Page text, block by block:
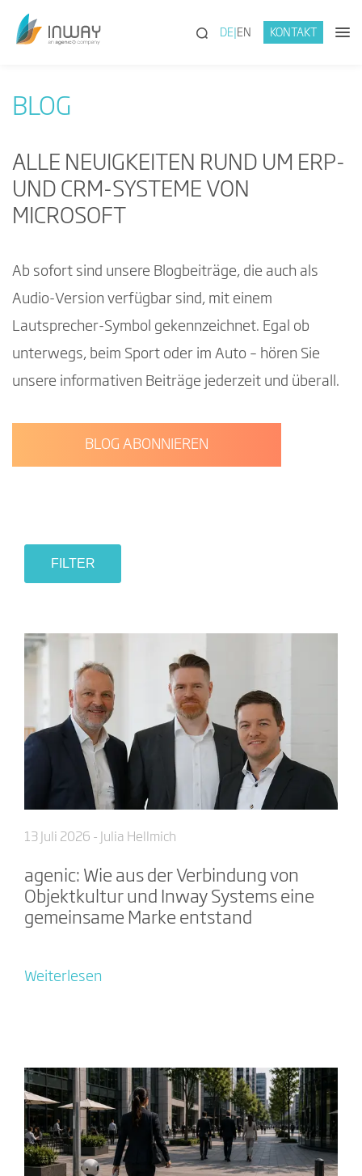
(SUCHE)
DE EN KONTAKT
BLOG
ALLE NEUIGKEITEN RUND UM ERP-
UND CRM-SYSTEME VON
MICROSOFT
Ab sofort sind unsere Blogbeiträge, die auch als
Audio-Version verfügbar sind, mit einem
Lautsprecher-Symbol gekennzeichnet. Egal ob
unterwegs, beim Sport oder im Auto – hören Sie
unsere informativen Beiträge jederzeit und überall.
BLOG ABONNIEREN
FILTER
13 Juli 2026 - Julia Hellmich
agenic: Wie aus der Verbindung von
Objektkultur und Inway Systems eine
gemeinsame Marke entstand
Weiterlesen